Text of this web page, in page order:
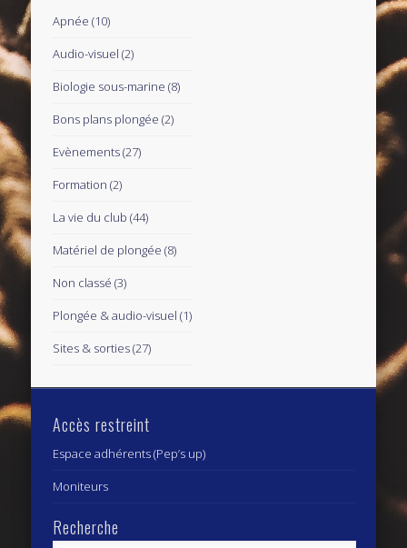
Apnée (10)
Audio-visuel (2)
Biologie sous-marine (8)
Bons plans plongée (2)
Evènements(27)
Formation (2)
La vie du club (44)
Matériel de plongée (8)
Non classé (3)
Plongée & audio-visuel (1)
Sites & sorties(27)
Accès restreint
Espace adhérents (Pep’s up)
Moniteurs
Recherche